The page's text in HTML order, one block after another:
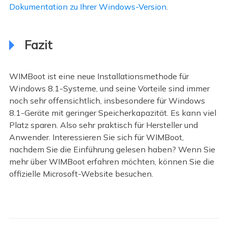
Dokumentation zu Ihrer Windows-Version.
Fazit
WIMBoot ist eine neue Installationsmethode für
Windows 8.1-Systeme, und seine Vorteile sind immer
noch sehr offensichtlich, insbesondere für Windows
8.1-Geräte mit geringer Speicherkapazität. Es kann viel
Platz sparen. Also sehr praktisch für Hersteller und
Anwender. Interessieren Sie sich für WIMBoot,
nachdem Sie die Einführung gelesen haben? Wenn Sie
mehr über WIMBoot erfahren möchten, können Sie die
offizielle Microsoft-Website besuchen.